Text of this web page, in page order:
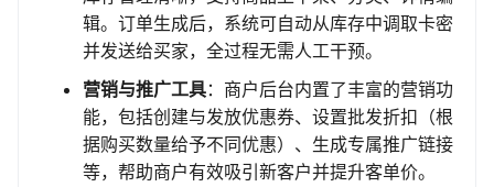
辑。订单生成后，系统可自动从库存中调取卡密
并发送给买家，全过程无需人工干预。
营销与推广工具：商户后台内置了丰富的营销功
能，包括创建与发放优惠券、设置批发折扣（根
据购买数量给予不同优惠）、生成专属推广链接
等，帮助商户有效吸引新客户并提升客单价。